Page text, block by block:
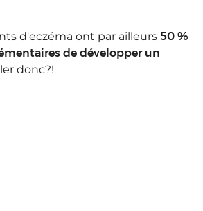
d'eczéma ont par ailleurs 50 %
de développer un
donc?!